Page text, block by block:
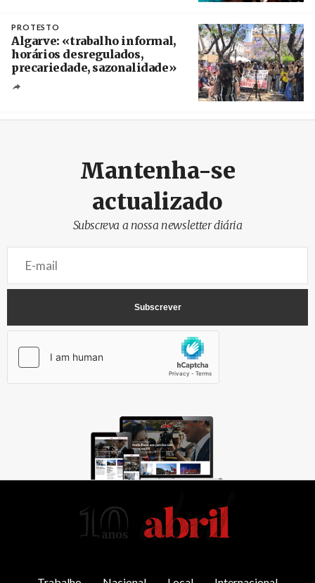
PROTESTO
Algarve: «trabalho informal,
horários desregulados,
precariedade, sazonalidade»
Mantenha-se
actualizado
Subscreva a nossa newsletter diária